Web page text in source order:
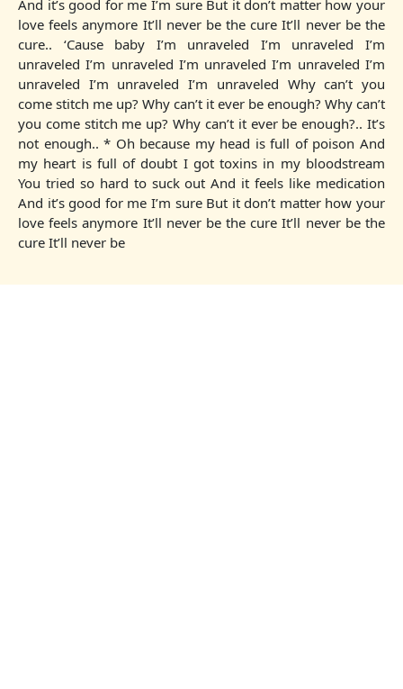
And it’s good for me I’m sure But it don’t matter how your
love feels anymore It’ll never be the cure It’ll never be the
cure.. ‘Cause baby I’m unraveled I’m unraveled I’m
unraveled I’m unraveled I’m unraveled I’m unraveled I’m
unraveled I’m unraveled I’m unraveled Why can’t you
come stitch me up? Why can’t it ever be enough? Why can’t
you come stitch me up? Why can’t it ever be enough?.. It’s
not enough.. * Oh because my head is full of poison And
my heart is full of doubt I got toxins in my bloodstream
You tried so hard to suck out And it feels like medication
And it’s good for me I’m sure But it don’t matter how your
love feels anymore It’ll never be the cure It’ll never be the
cure It’ll never be